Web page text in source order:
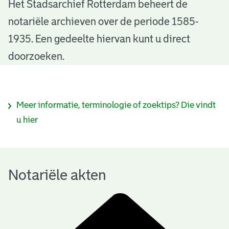
N
o
Het Stadsarchief Rotterdam beheert de
notariële archieven over de periode 1585-
1935. Een gedeelte hiervan kunt u direct
doorzoeken.
I
r
Meer informatie, terminologie of zoektips? Die vindt
u hier
Notariële akten